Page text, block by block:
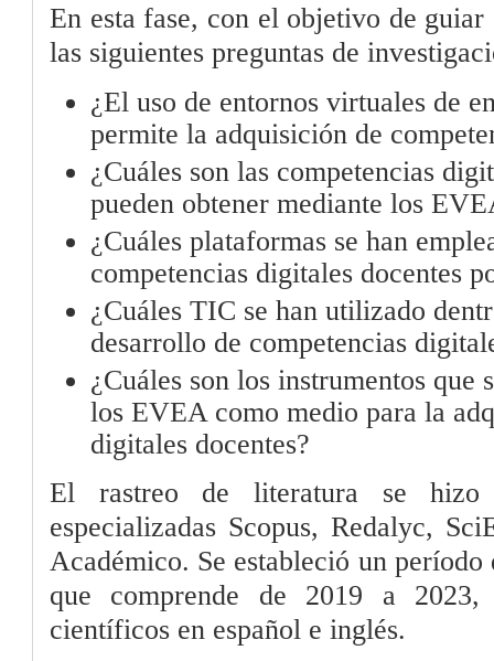
En esta fase, con el objetivo de
las siguientes preguntas de
¿El uso de entornos virtuales de
permite la adquisición de
¿Cuáles son las competencias
pueden obtener mediante los
¿Cuáles plataformas se han
competencias digitales docentes
¿Cuáles TIC se han utilizado
desarrollo de competencias
¿Cuáles son los instrumentos que
los EVEA como medio para la
digitales docentes?
El rastreo de literatura se
especializadas Scopus, Redalyc,
Académico. Se estableció un período
que comprende de 2019 a
científicos en español e inglés.